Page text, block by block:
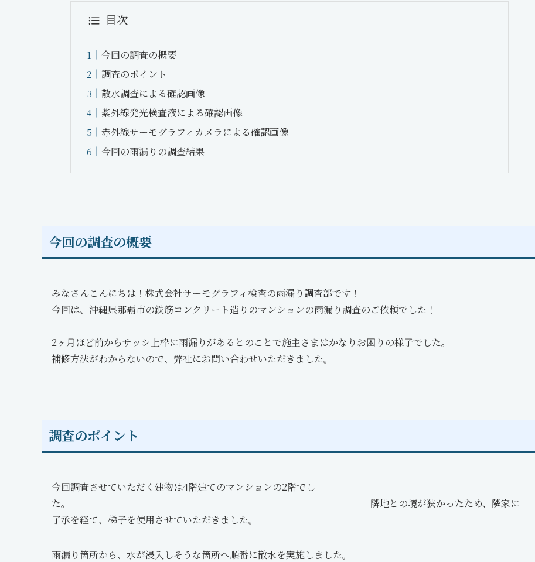
目次
今回の調査の概要
調査のポイント
散水調査による確認画像
紫外線発光検査液による確認画像
赤外線サーモグラフィカメラによる確認画像
今回の雨漏りの調査結果
今回の調査の概要
みなさんこんにちは！株式会社サーモグラフィ検査の雨漏り調査部です！
今回は、沖縄県那覇市の鉄筋コンクリート造りのマンションの雨漏り調査のご依頼でした！
2ヶ月ほど前からサッシ上枠に雨漏りがあるとのことで施主さまはかなりお困りの様子でした。
補修方法がわからないので、弊社にお問い合わせいただきました。
調査のポイント
今回調査させていただく建物は4階建てのマンションの2階でし
た。 隣地との境が狭かったため、隣家に
了承を経て、梯子を使用させていただきました。
雨漏り箇所から、水が浸入しそうな箇所へ順番に散水を実施しました。